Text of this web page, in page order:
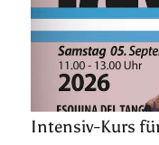
Intensiv-Kurs